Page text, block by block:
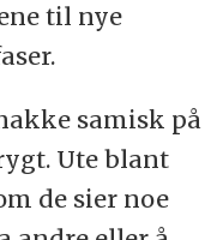
til nye
samisk på
Ute blant
de sier noe